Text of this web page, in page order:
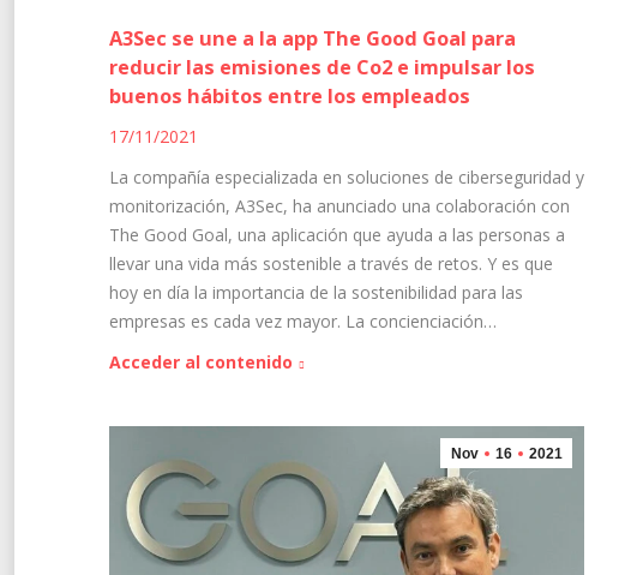
A3Sec se une a la app The Good Goal para
reducir las emisiones de Co2 e impulsar los
buenos hábitos entre los empleados
17/11/2021
La compañía especializada en soluciones de ciberseguridad y
monitorización, A3Sec, ha anunciado una colaboración con
The Good Goal, una aplicación que ayuda a las personas a
llevar una vida más sostenible a través de retos. Y es que
hoy en día la importancia de la sostenibilidad para las
empresas es cada vez mayor. La concienciación…
Acceder al contenido
Nov 16 2021